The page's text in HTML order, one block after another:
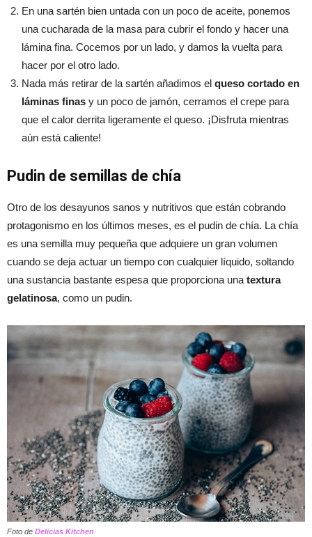
En una sartén bien untada con un poco de aceite, ponemos
una cucharada de la masa para cubrir el fondo y hacer una
lámina fina. Cocemos por un lado, y damos la vuelta para
hacer por el otro lado.
Nada más retirar de la sartén añadimos el queso cortado en
láminas finas y un poco de jamón, cerramos el crepe para
que el calor derrita ligeramente el queso. ¡Disfruta mientras
aún está caliente!
Pudin de semillas de chía
Otro de los desayunos sanos y nutritivos que están cobrando
protagonismo en los últimos meses, es el pudin de chía. La chía
es una semilla muy pequeña que adquiere un gran volumen
cuando se deja actuar un tiempo con cualquier líquido, soltando
una sustancia bastante espesa que proporciona una textura
gelatinosa, como un pudin.
Foto de Delicias Kitchen